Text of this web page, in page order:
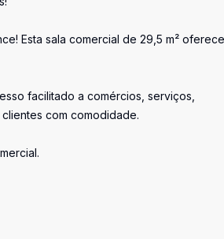
Esta sala comercial de 29,5 m²
facilitado a comércios, serviços,
com comodidade.